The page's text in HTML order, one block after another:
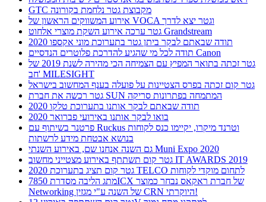
GTC מקבוצת גטר נלחמת בקורונה
אירוע המשווקים הראשון של VOCA וגטר יצא לדרך
גטר ערכה אירוע השקת מוצרי אלחוט Grandstream
תודה שבאתם לבקר ביתן גטר בתערוכת מוני אקספו 2020
תודה לכל מי שהגיע להדרכת פלוטרים הנדסיים Canon
גטר זכתה בתואר המפיץ עם הצמיחה הכי מהירה לשנת 2019 של
חב' MILESIGHT
גטר קום זכתה בפרס הצטיינות על פועלה בענף המחשוב בישראל
גטר רכשה את חברת SUN המתמחה בפתרונות סריקה
תודה שבאתם לבקר אותנו בתערוכת טלקו 2020
בואו לבקר אותנו באירועי פברואר 2020
פרטנר בשיתוף עם Ruckus וטרנד מיקרו, יקיימו כנס לקוחות
בנושא אבטחת מידע לרשתות
גם השנה אנחנו שם, באירוע השנתי Muni Expo 2020
גטר קום תשתתף באירוע מצטייני מחשוב IT AWARDS 2019
גטר קום תציג בתערוכת 2020 TELCO לתחום מוקדי לקוחות
מתג הליבה מסדרת 7850ICX של חברת ראקאס נבחר כמוצר
Networking של השנה ע"י מגזין CRN היוקרתי!